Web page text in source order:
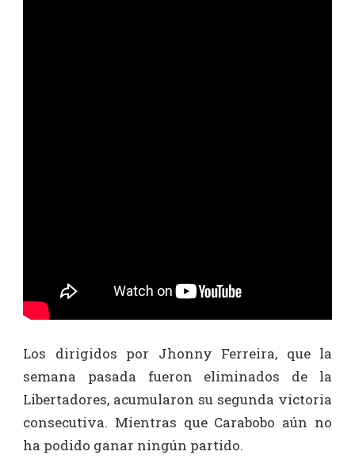
Los dirigidos por Jhonny Ferreira, que la
semana pasada fueron eliminados de la
Libertadores, acumularon su segunda victoria
consecutiva. Mientras que Carabobo aún no
ha podido ganar ningún partido.